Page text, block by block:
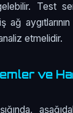
Test
aygıtlarının
etmelidir.
ve